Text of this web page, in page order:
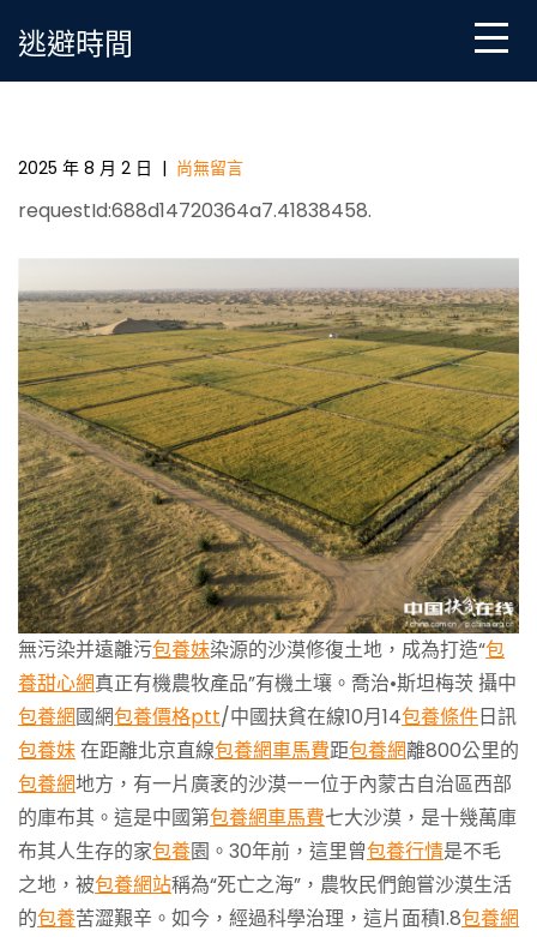
逃避時間
《國家地理》航拍庫布其：沙漠脫貧一包養價格的世
2025 年 8 月 2 日 | 尚無留言
requestId:688d14720364a7.41838458.
無污染并遠離污包養妹染源的沙漠修復土地，成為打造“包
養甜心網真正有機農牧產品”有機土壤。喬治•斯坦梅茨 攝中
包養網國網包養價格ptt/中國扶貧在線10月14包養條件日訊
包養妹在距離北京直線包養網車馬費距包養網離800公里的
包養網地方，有一片廣袤的沙漠——位于內蒙古自治區西部
的庫布其。這是中國第包養網車馬費七大沙漠，是十幾萬庫
布其人生存的家包養園。30年前，這里曾包養行情是不毛
之地，被包養網站稱為“死亡之海”，農牧民們飽嘗沙漠生活
的包養苦澀艱辛。如今，經過科學治理，這片面積1.8包養網